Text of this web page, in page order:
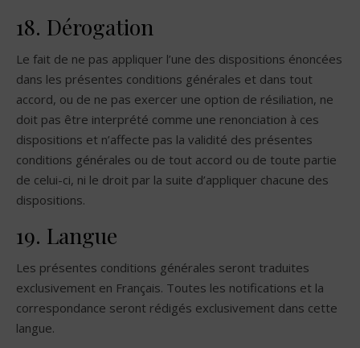
18. Dérogation
Le fait de ne pas appliquer l’une des dispositions énoncées
dans les présentes conditions générales et dans tout
accord, ou de ne pas exercer une option de résiliation, ne
doit pas être interprété comme une renonciation à ces
dispositions et n’affecte pas la validité des présentes
conditions générales ou de tout accord ou de toute partie
de celui-ci, ni le droit par la suite d’appliquer chacune des
dispositions.
19. Langue
Les présentes conditions générales seront traduites
exclusivement en Français. Toutes les notifications et la
correspondance seront rédigés exclusivement dans cette
langue.